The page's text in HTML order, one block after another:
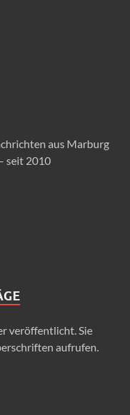
aus Marburg
seit 2010
veröffentlicht. Sie
aufrufen.